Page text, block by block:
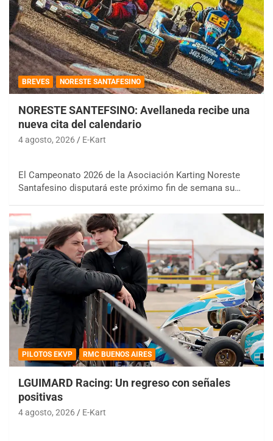
BREVES NORESTE SANTAFESINO
NORESTE SANTEFSINO: Avellaneda recibe una
nueva cita del calendario
4 agosto, 2026 E-Kart
El Campeonato 2026 de la Asociación Karting Noreste
Santafesino disputará este próximo fin de semana su…
PILOTOS EKVP RMC BUENOS AIRES
LGUIMARD Racing: Un regreso con señales
positivas
4 agosto, 2026 E-Kart